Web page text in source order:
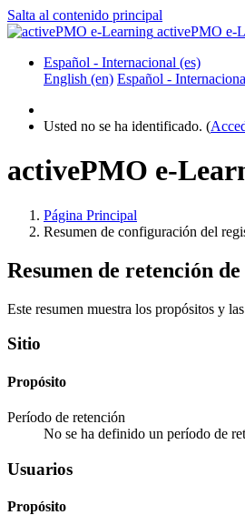
Salta al contenido principal
activePMO e-
Español - Internacional ‎(es)‎
English ‎(en)‎ Español -
Usted no se ha identificado. (
activePMO e-
Página Principal
Resumen de configuración del
Resumen de retención de
Este resumen muestra los propósitos y
Sitio
Propósito
Período de retención
No se ha definido un período de
Usuarios
Propósito